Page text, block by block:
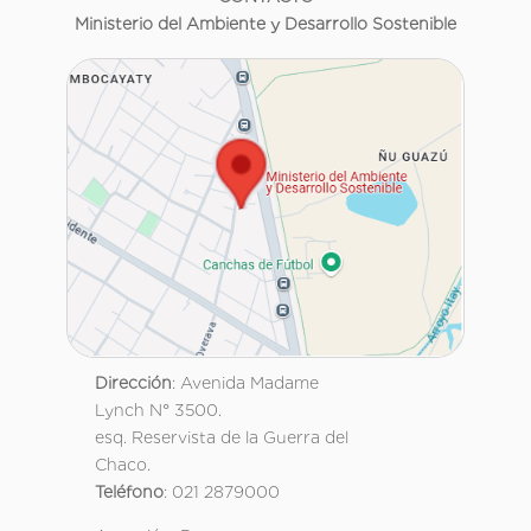
Ministerio del Ambiente y Desarrollo Sostenible
Dirección: Avenida Madame
Lynch N° 3500.
esq. Reservista de la Guerra del
Chaco.
Teléfono: 021 2879000